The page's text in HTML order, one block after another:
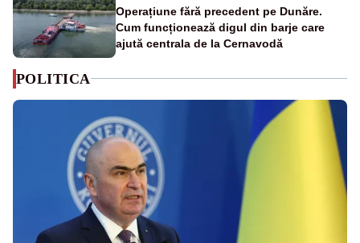
Operațiune fără precedent pe Dunăre.
Cum funcționează digul din barje care
ajută centrala de la Cernavodă
POLITICA